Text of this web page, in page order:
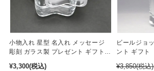
小物入れ 星型 名入れ メッセージ
彫刻 ガラス製 プレゼント ギフト
¥3,300(税込)
ビールジョ
ント ギフト
¥3,850(税込)